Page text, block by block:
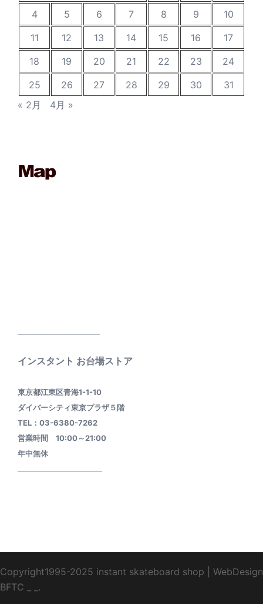
4
5 6 7 8 9
10
11
12 13 14 15 16
17
18
19 20 21 22 23
24
25
26 27 28 29 30
31
« 2月
4月 »
インスタント お台場ストア
東京都江東区青海1-1-10
ダイバーシティ東京プラザ５階
TEL：03-6380-7262
営業時間 10:00～21:00
年中無休
Copyright1995-2025 instant skateboard shop
WebDesign
BFTC _ _.